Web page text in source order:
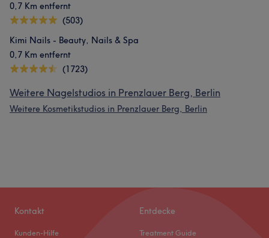
0,7 Km entfernt
(503)
Kimi Nails - Beauty, Nails & Spa
0,7 Km entfernt
(1723)
Weitere Nagelstudios in Prenzlauer Berg, Berlin
Weitere Kosmetikstudios in Prenzlauer Berg, Berlin
Kontakt
Kunden-Hilfe
Entdecke
Treatment Guide